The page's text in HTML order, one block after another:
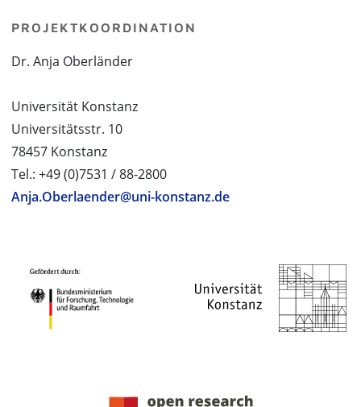
PROJEKTKOORDINATION
Dr. Anja Oberländer
Universität Konstanz
Universitätsstr. 10
78457 Konstanz
Tel.: +49 (0)7531 / 88-2800
Anja.Oberlaender@uni-konstanz.de